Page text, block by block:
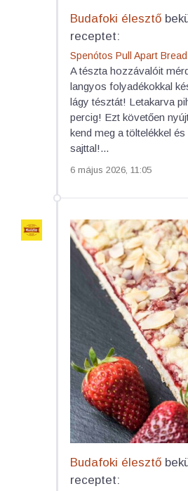
Budafoki élesztő
receptet:
Spenótos Pull Apart Bread
A tészta hozzávalóit
langyos folyadékokkal
lágy tésztát! Letakarva
percig! Ezt követően
kend meg a töltelékkel
sajttal!...
6 május 2026, 11:05
Budafoki élesztő
receptet: